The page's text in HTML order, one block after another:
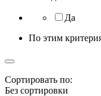
Да
По этим
Сортировать по:
Без сортировки